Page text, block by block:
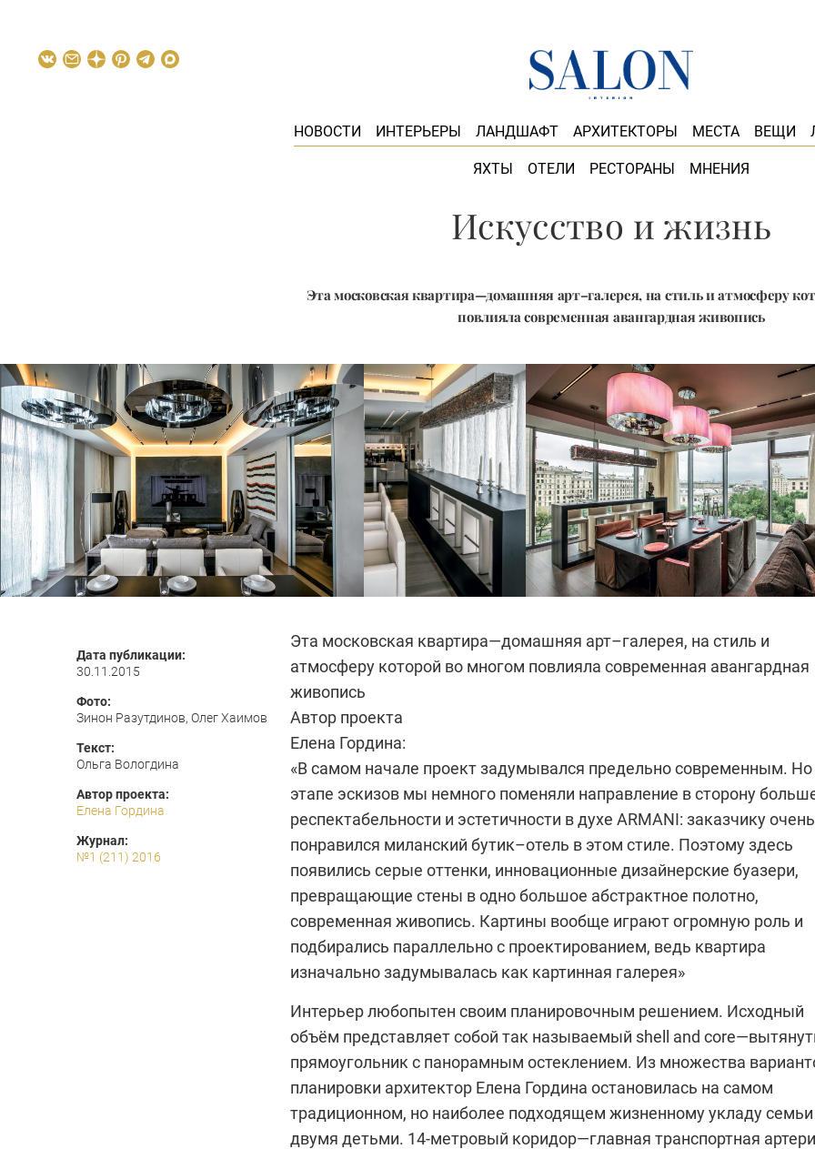
НОВОСТИ ИНТЕРЬЕРЫ ЛАНДШАФТ АРХИТЕКТОРЫ МЕСТА ВЕЩИ
ЯХТЫ ОТЕЛИ РЕСТОРАНЫ МНЕНИЯ
Искусство и жизнь
Эта московская квартира—домашняя арт–галерея, на стиль и атмосферу
повлияла современная авангардная живопись
Дата публикации:
30.11.2015
Фото:
Зинон Разутдинов, Олег Хаимов
Текст:
Ольга Вологдина
Автор проекта:
Елена Гордина
Журнал:
№1 (211) 2016
Эта московская квартира—домашняя арт–галерея, на стиль и
атмосферу которой во многом повлияла современная авангардная
живопись
Автор проекта
Елена Гордина:
«В самом начале проект задумывался предельно современным. Но
этапе эскизов мы немного поменяли направление в сторону
респектабельности и эстетичности в духе ARMANI: заказчику очень
понравился миланский бутик–отель в этом стиле. Поэтому здесь
появились серые оттенки, инновационные дизайнерские буазери,
превращающие стены в одно большое абстрактное полотно,
современная живопись. Картины вообще играют огромную роль и
подбирались параллельно с проектированием, ведь квартира
изначально задумывалась как картинная галерея»
Интерьер любопытен своим планировочным решением. Исходный
объём представляет собой так называемый shell and
прямоугольник с панорамным остеклением. Из множества
планировки архитектор Елена Гордина остановилась на самом
традиционном, но наиболее подходящем жизненному укладу семьи
двумя детьми. 14-метровый коридор—главная транспортная